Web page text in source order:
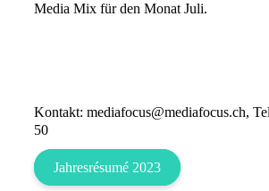
Media Mix für den Monat Juli.
Kontakt: mediafocus@mediafocus.ch,
50
Jahresrésumé 2023